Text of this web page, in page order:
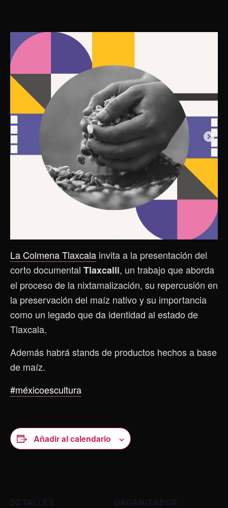
La Colmena Tlaxcala invita a la presentación del
corto documental Tlaxcalli, un trabajo que aborda
el proceso de la nixtamalización, su repercusión en
la preservación del maíz nativo y su importancia
como un legado que da identidad al estado de
Tlaxcala.
Además habrá stands de productos hechos a base
de maíz.
#méxicoescultura
Añadir al calendario
DETALLES ORGANIZADOR